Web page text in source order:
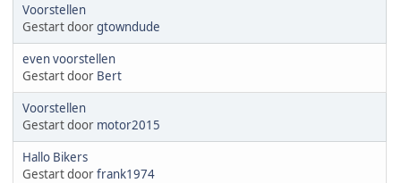
Voorstellen
Gestart doorgtowndude
even voorstellen
Gestart door Bert
Voorstellen
Gestart door motor2015
Hallo Bikers
Gestart doorfrank1974